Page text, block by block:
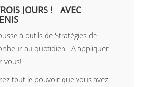
JOURS ! AVEC
à outils de Stratégies de
au quotidien. A appliquer
vous!
tout le pouvoir que vous avez